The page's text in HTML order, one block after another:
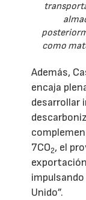
como
Además,
encaja
desarrollar
7CO2, el
Unido”.